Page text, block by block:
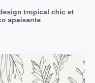
tropical chic et
apaisante